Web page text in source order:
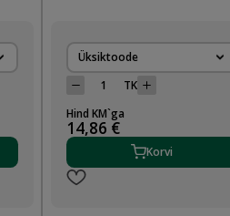
Üksiktoode
TK
Hind KM`ga
14,86 €
Korvi